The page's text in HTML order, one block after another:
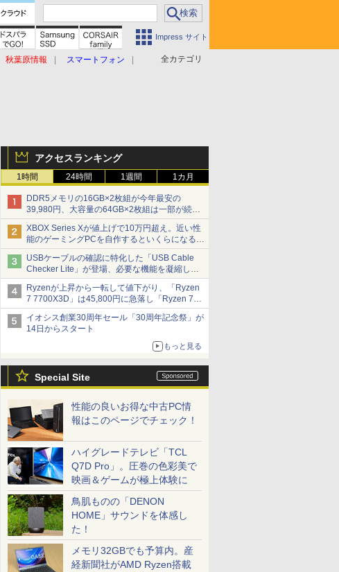
Impress サイト
全カテゴリ
秋葉原情報
スマートフォン
アクセスランキング
1時間 24時間 1週間 1カ月
DDR5メモリの16GB×2枚組が今年最安の
39,980円、大容量の64GB×2枚組は一部が続騰
[8月前半のメモリ価格]
XBOX Series Xが値上げで10万円超え。近い性
能のゲーミングPCを自作するといくらになる？
【石田賀津男の『酒の肴にPCゲーム』】
USBケーブルの確認に特化した「USB Cable
Checker Lite」が登場、必要な機能を凝縮しコ
ンパクトに 7日発売
Ryzenが上昇から一転して値下がり、「Ryzen
7 7700X3D」は45,800円に急落し「Ryzen 7
7800X3D」との価格逆転解消 [8月前半のCPU
価格]
イオシス創業30周年セール「30周年記念祭」が
14日からスタート
もっと見る
Special Site
性能の良いお得な中古PC情
報はこのページでチェック！
ハイグレードテレビ「TCL
Q7D Pro」。圧巻の色彩美で
映画＆ゲームが極上体験に
鳥肌ものの「DENON
HOME」サウンドを体感し
た！
メモリ32GBでも予算内。産
経新聞社がAMD Ryzen搭載